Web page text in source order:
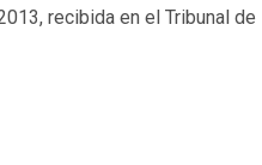
recibida en el Tribunal de